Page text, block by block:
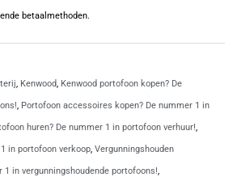
betaalmethoden.
, Kenwood, Kenwood portofoon kopen? De
, Portofoon accessoires kopen? De nummer 1 in
huren? De nummer 1 in portofoon verhuur!,
in portofoon verkoop, Vergunningshouden
in vergunningshoudende portofoons!,